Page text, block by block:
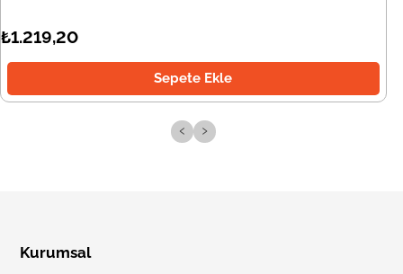
₺1.219,20
Sepete Ekle
‹ ›
Kurumsal